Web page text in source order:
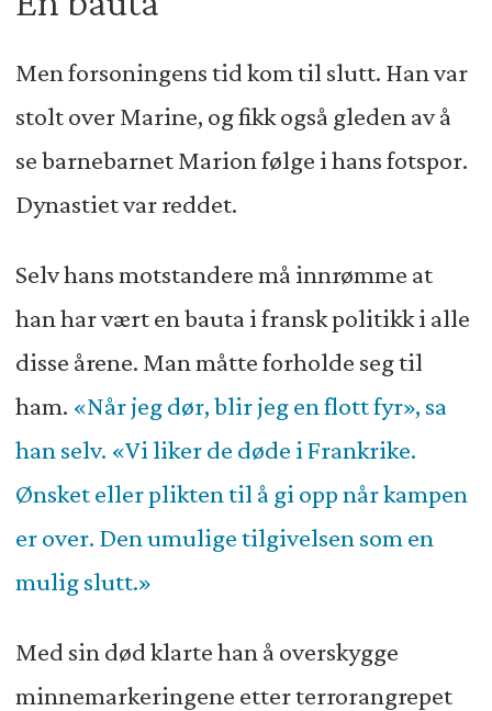
Men forsoningens tid kom til slutt. Han var
stolt over Marine, og fikk også gleden av å
se barnebarnet Marion følge i hans fotspor.
Dynastiet var reddet.
Selv hans motstandere må innrømme at
han har vært en bauta i fransk politikk i alle
disse årene. Man måtte forholde seg til
ham. «Når jeg dør, blir jeg en flott fyr», sa
han selv. «Vi liker de døde i Frankrike.
Ønsket eller plikten til å gi opp når kampen
er over. Den umulige tilgivelsen som en
mulig slutt.»
Med sin død klarte han å overskygge
minnemarkeringene etter terrorangrepet